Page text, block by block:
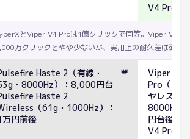
V4 Pro）
とViper V4 Proは1億クリックで同等。Viper V3
万クリックとやや少ないが、実用上の耐久差は確認
Haste 2（有線・
・8000Hz）：8,000円台
Haste 2
（61g・1000Hz）：
万円前後
👑
Viper V3
Pro（54g
ヤレス
8000Hz
円台後半
V4 Pro（